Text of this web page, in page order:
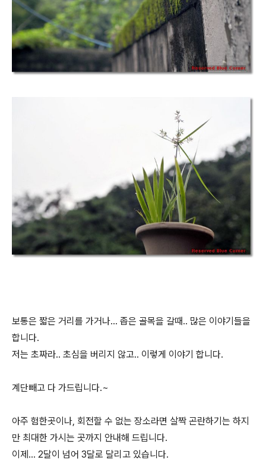
보통은 짧은 거리를 가거나... 좁은 골목을 갈때.. 많은 이야기들을
합니다.
저는 초짜라.. 초심을 버리지 않고.. 이렇게 이야기 합니다.
계단빼고 다 가드립니다.~
아주 험한곳이나, 회전할 수 없는 장소라면 살짝 곤란하기는 하지
만 최대한 가시는 곳까지 안내해 드립니다.
이제... 2달이 넘어 3달로 달리고 있습니다.